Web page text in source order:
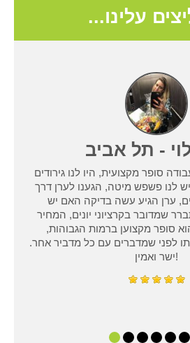
עלינו...
- תל אביב
סופר מקצועית, היו לנו גירודים
לנו פשפש מיטה, הגענו לערן דרך
ערן הגיע עשה בדיקה האם יש
שמדובר בקרציוני יונים, המחיר
סופר מקצוען ברמות הגבוהות,
לפני שמדברים עם כל מדביר אחר.
ישר ואמין!